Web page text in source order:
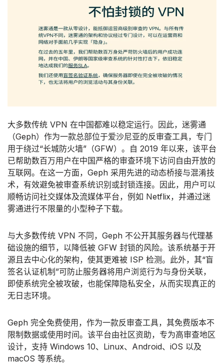
大多数传统 VPN 在中国都难以稳定运行。因此，迷雾通
（Geph）作为一款总部位于爱沙尼亚的反审查工具，专门
用于绕过“长城防火墙”（GFW）。自 2019 年以来，该平台
已帮助数百万用户在中国严格的审查环境下访问自由开放的
互联网。在这一方面，Geph 采用先进的动态桥接与混淆技
术，有效避免被审查系统识别或封锁连接。因此，用户可以
顺畅访问社交媒体及流媒体平台，例如 Netflix，并通过迷
雾通进行不限量的小型种子下载。
与大多数传统 VPN 不同，Geph 不公开其服务器与代理基
础设施的细节，以降低被 GFW 封锁的风险。该系统基于开
源且去中心化的架构，使其更难被 ISP 检测。此外，其“盲
签名认证机制”可防止服务器将用户浏览行为与身份关联，
即使系统完全被攻破，也能保障隐私安全，从而实现真正的
无日志环境。
Geph 完全免费使用，作为一款反审查工具，其免费版本不
限制数据或使用时间。该平台由社区资助，专为高审查地区
设计，支持 Windows 10、Linux、Android、iOS 以及
macOS 等系统。